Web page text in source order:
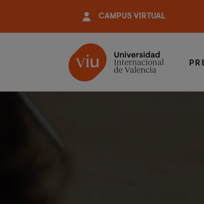
contenido
CAMPUS VIRTUAL